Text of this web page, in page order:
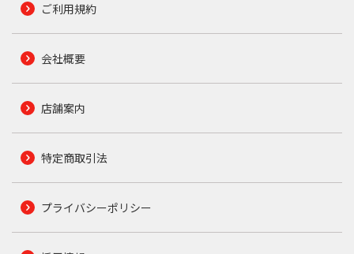
ご利用規約
会社概要
店舗案内
特定商取引法
プライバシーポリシー